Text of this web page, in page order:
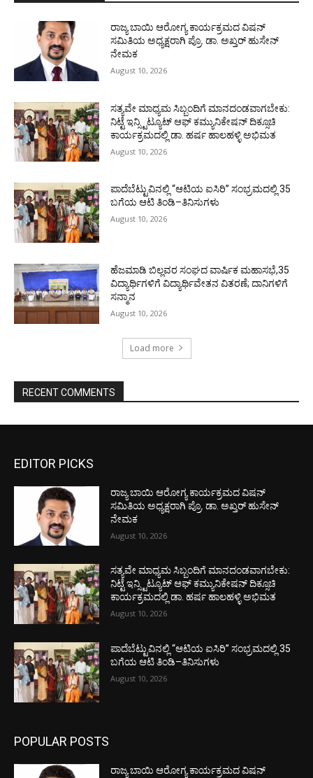
ರಾಜ್ಯ ಬಾಯಿ ಆರೋಗ್ಯ ಕಾರ್ಯಕ್ರಮದ ವಿಷನ್
ಸಮಿತಿಯ ಅಧ್ಯಕ್ಷರಾಗಿ ಪ್ರೊ. ಡಾ. ಅಖ್ತರ್ ಹುಸೇನ್
ನೇಮಕ
August 10, 2026
ಸತ್ಯವೇ ಮಾಧ್ಯಮ ಸಿಬ್ಬಂದಿಗೆ ಮಾನದಂಡವಾಗಬೇಕು:
ನಿಟ್ಟೆ ಇನ್ಸ್ಟಿಟ್ಯೂಟ್ ಆಫ್ ಕಮ್ಯುನಿಕೇಷನ್ ದಿಕ್ಸೂಚಿ
ಕಾರ್ಯಕ್ರಮದಲ್ಲಿ ಡಾ. ಹರ್ಷ ಹಾಲಹಳ್ಳಿ ಅಭಿಮತ
August 10, 2026
ಪಾದೆಬೆಟ್ಟುವಿನಲ್ಲಿ “ಆಟಿಯ ಐಸಿರಿ’’ ಸಂಭ್ರಮದಲ್ಲಿ 35
ಬಗೆಯ ಆಟಿ ತಿಂಡಿ–ತಿನಿಸುಗಳು
August 10, 2026
ಹೆಜಮಾಡಿ ಬಿಲ್ಲವರ ಸಂಘದ ವಾರ್ಷಿಕ ಮಹಾಸಭೆ,35
ವಿದ್ಯಾರ್ಥಿಗಳಿಗೆ ವಿದ್ಯಾರ್ಥಿವೇತನ ವಿತರಣೆ; ದಾನಿಗಳಿಗೆ
ಸನ್ಮಾನ
August 10, 2026
Load more
RECENT COMMENTS
EDITOR PICKS
ರಾಜ್ಯ ಬಾಯಿ ಆರೋಗ್ಯ ಕಾರ್ಯಕ್ರಮದ ವಿಷನ್
ಸಮಿತಿಯ ಅಧ್ಯಕ್ಷರಾಗಿ ಪ್ರೊ. ಡಾ. ಅಖ್ತರ್ ಹುಸೇನ್
ನೇಮಕ
August 10, 2026
ಸತ್ಯವೇ ಮಾಧ್ಯಮ ಸಿಬ್ಬಂದಿಗೆ ಮಾನದಂಡವಾಗಬೇಕು:
ನಿಟ್ಟೆ ಇನ್ಸ್ಟಿಟ್ಯೂಟ್ ಆಫ್ ಕಮ್ಯುನಿಕೇಷನ್ ದಿಕ್ಸೂಚಿ
ಕಾರ್ಯಕ್ರಮದಲ್ಲಿ ಡಾ. ಹರ್ಷ ಹಾಲಹಳ್ಳಿ ಅಭಿಮತ
August 10, 2026
ಪಾದೆಬೆಟ್ಟುವಿನಲ್ಲಿ “ಆಟಿಯ ಐಸಿರಿ’’ ಸಂಭ್ರಮದಲ್ಲಿ 35
ಬಗೆಯ ಆಟಿ ತಿಂಡಿ–ತಿನಿಸುಗಳು
August 10, 2026
POPULAR POSTS
ರಾಜ್ಯ ಬಾಯಿ ಆರೋಗ್ಯ ಕಾರ್ಯಕ್ರಮದ ವಿಷನ್